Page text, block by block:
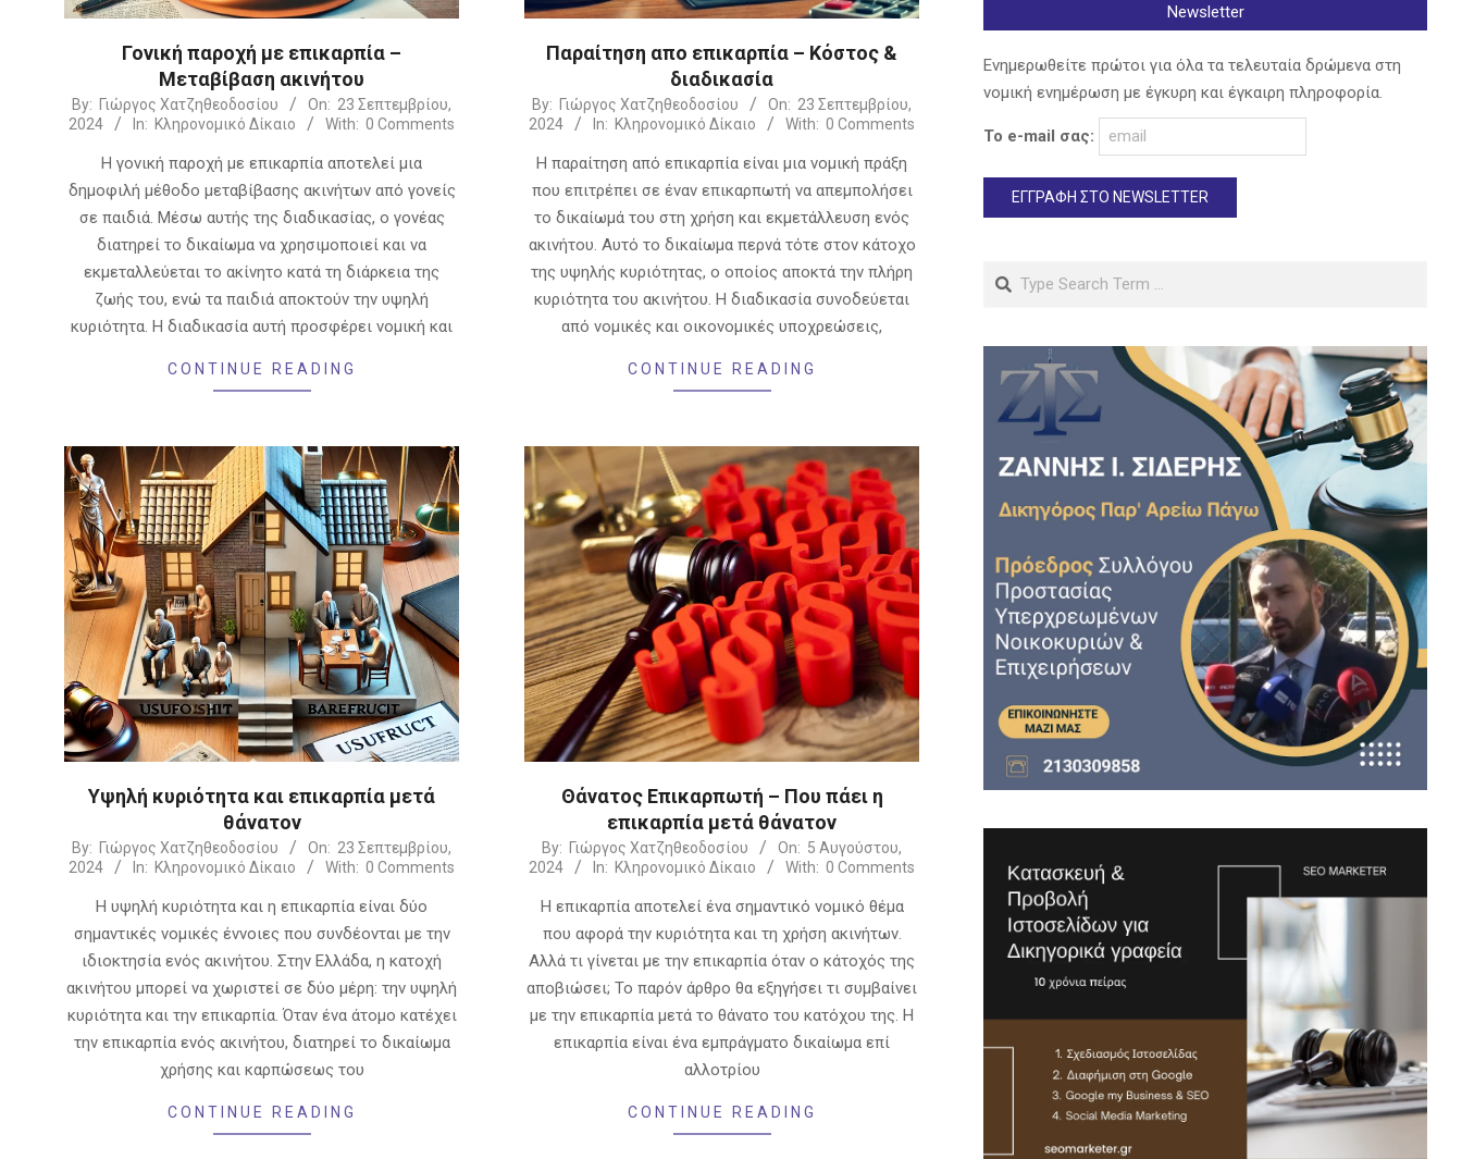
Γονική παροχή με επικαρπία –
Μεταβίβαση ακινήτου
2024-
09-
By: Γιώργος Χατζηθεοδοσίου On: 23 Σεπτεμβρίου,
2024
In: Κληρονομικό Δίκαιο With: 0 Comments
Η γονική παροχή με επικαρπία αποτελεί μια
δημοφιλή μέθοδο μεταβίβασης ακινήτων από γονείς
σε παιδιά. Μέσω αυτής της διαδικασίας, ο γονέας
διατηρεί το δικαίωμα να χρησιμοποιεί και να
εκμεταλλεύεται το ακίνητο κατά τη διάρκεια της
ζωής του, ενώ τα παιδιά αποκτούν την υψηλή
κυριότητα. Η διαδικασία αυτή προσφέρει νομική και
CONTINUE READING
Παραίτηση απο επικαρπία – Κόστος &
διαδικασία
2024-
09-
23
By: Γιώργος Χατζηθεοδοσίου On: 23 Σεπτεμβρίου,
2024
In: Κληρονομικό Δίκαιο With: 0 Comments
Η παραίτηση από επικαρπία είναι μια νομική πράξη
που επιτρέπει σε έναν επικαρπωτή να απεμπολήσει
το δικαίωμά του στη χρήση και εκμετάλλευση ενός
ακινήτου. Αυτό το δικαίωμα περνά τότε στον κάτοχο
της υψηλής κυριότητας, ο οποίος αποκτά την πλήρη
κυριότητα του ακινήτου. Η διαδικασία συνοδεύεται
από νομικές και οικονομικές υποχρεώσεις,
CONTINUE READING
Υψηλή κυριότητα και επικαρπία μετά
θάνατον
2024-
09-
By: Γιώργος Χατζηθεοδοσίου On: 23 Σεπτεμβρίου,
2024
In: Κληρονομικό Δίκαιο With: 0 Comments
Η υψηλή κυριότητα και η επικαρπία είναι δύο
σημαντικές νομικές έννοιες που συνδέονται με την
ιδιοκτησία ενός ακινήτου. Στην Ελλάδα, η κατοχή
ακινήτου μπορεί να χωριστεί σε δύο μέρη: την υψηλή
κυριότητα και την επικαρπία. Όταν ένα άτομο κατέχει
την επικαρπία ενός ακινήτου, διατηρεί το δικαίωμα
χρήσης και καρπώσεως του
CONTINUE READING
Θάνατος Επικαρπωτή – Που πάει η
επικαρπία μετά θάνατον
2024-
08-
By: Γιώργος Χατζηθεοδοσίου On: 5 Αυγούστου,
2024
In: Κληρονομικό Δίκαιο With: 0 Comments
Η επικαρπία αποτελεί ένα σημαντικό νομικό θέμα
που αφορά την κυριότητα και τη χρήση ακινήτων.
Αλλά τι γίνεται με την επικαρπία όταν ο κάτοχός της
αποβιώσει; Το παρόν άρθρο θα εξηγήσει τι συμβαίνει
με την επικαρπία μετά το θάνατο του κατόχου της. Η
επικαρπία είναι ένα εμπράγματο δικαίωμα επί
αλλοτρίου
CONTINUE READING
Newsletter
Ενημερωθείτε πρώτοι για όλα τα τελευταία δρώμενα στη
νομική ενημέρωση με έγκυρη και έγκαιρη πληροφορία.
Το e-mail σας:
Search